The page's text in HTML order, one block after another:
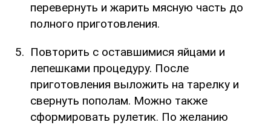
перевернуть и жарить мясную часть до
полного приготовления.
Повторить с оставшимися яйцами и
лепешками процедуру. После
приготовления выложить на тарелку и
свернуть пополам. Можно также
сформировать рулетик. По желанию